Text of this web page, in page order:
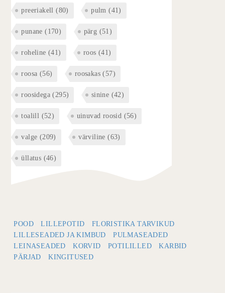
preeriakell (80) pulm (41)
punane (170) pärg (51)
roheline (41) roos (41)
roosa (56) roosakas (57)
roosidega (295) sinine (42)
toalill (52) uinuvad roosid (56)
valge (209) värviline (63)
üllatus (46)
POOD LILLEPOTID
FLORISTIKA TARVIKUD
LILLESEADED JA KIMBUD
PULMASEADED
LEINASEADED
KORVID POTILILLED
KARBID
PÄRJAD
KINGITUSED